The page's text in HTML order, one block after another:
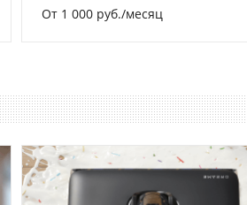
От 1 000 руб./месяц